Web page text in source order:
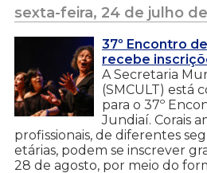
sexta-feira, 24 de julho
37º Encontro
recebe
A Secretaria
(SMCULT) está
para o 37º
Jundiaí. Corais
profissionais, de diferentes
etárias, podem se inscrever
28 de agosto, por meio do